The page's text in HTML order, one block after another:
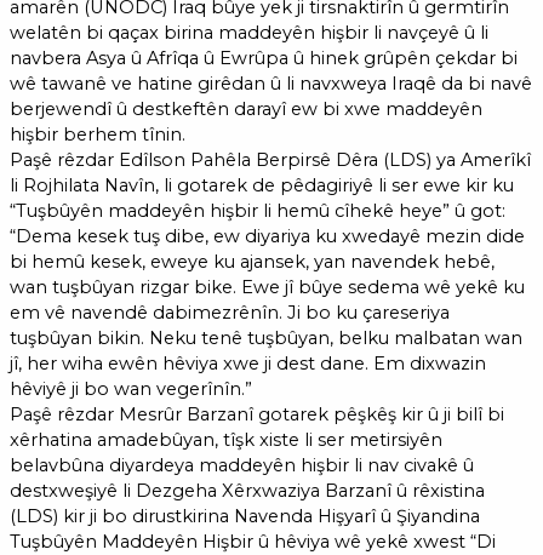
amarên (UNODC) Iraq bûye yek ji tirsnaktirîn û germtirîn
welatên bi qaçax birina maddeyên hişbir li navçeyê û li
navbera Asya û Afrîqa û Ewrûpa û hinek grûpên çekdar bi
wê tawanê ve hatine girêdan û li navxweya Iraqê da bi navê
berjewendî û destkeftên darayî ew bi xwe maddeyên
hişbir berhem tînin.
Paşê rêzdar Edîlson Pahêla Berpirsê Dêra (LDS) ya Amerîkî
li Rojhilata Navîn, li gotarek de pêdagiriyê li ser ewe kir ku
“Tuşbûyên maddeyên hişbir li hemû cîhekê heye” û got:
“Dema kesek tuş dibe, ew diyariya ku xwedayê mezin dide
bi hemû kesek, eweye ku ajansek, yan navendek hebê,
wan tuşbûyan rizgar bike. Ewe jî bûye sedema wê yekê ku
em vê navendê dabimezrênîn. Ji bo ku çareseriya
tuşbûyan bikin. Neku tenê tuşbûyan, belku malbatan wan
jî, her wiha ewên hêviya xwe ji dest dane. Em dixwazin
hêviyê ji bo wan vegerînîn.”
Paşê rêzdar Mesrûr Barzanî gotarek pêşkêş kir û ji bilî bi
xêrhatina amadebûyan, tîşk xiste li ser metirsiyên
belavbûna diyardeya maddeyên hişbir li nav civakê û
destxweşiyê li Dezgeha Xêrxwaziya Barzanî û rêxistina
(LDS) kir ji bo dirustkirina Navenda Hişyarî û Şiyandina
Tuşbûyên Maddeyên Hişbir û hêviya wê yekê xwest “Di